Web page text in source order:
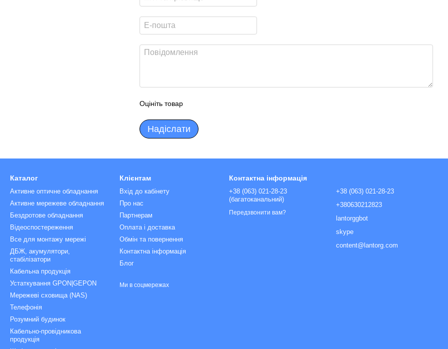
Оцініть товар
Надіслати
Каталог
Активне оптичне обладнання
Активне мережеве обладнання
Бездротове обладнання
Відеоспостереження
Все для монтажу мережі
ДБЖ, акумулятори,
стабілізатори
Кабельна продукція
Устаткування GPON|GEPON
Мережеві сховища (NAS)
Телефонія
Розумний будинок
Кабельно-провідникова
продукція
Клієнтам
Вхід до кабінету
Про нас
Партнерам
Оплата і доставка
Обмін та повернення
Контактна інформація
Блог
Ми в соцмережах
Контактна інформація
+38 (063) 021-28-23
(багатоканальний)
Передзвонити вам?
+38 (063) 021-28-23
+380630212823
lantorggbot
skype
content@lantorg.com